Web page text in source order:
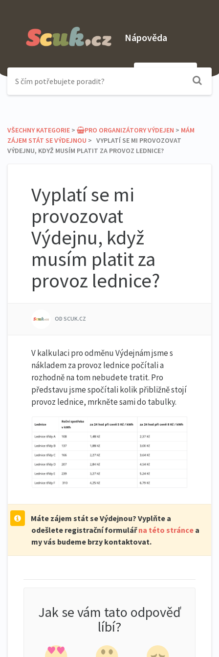
Nápověda
VŠECHNY KATEGORIE ​ > ​ ​PRO ORGANIZÁTORY VÝDEJEN ​ > ​ ​MÁM
ZÁJEM STÁT SE VÝDEJNOU ​ > ​ VYPLATÍ SE MI PROVOZOVAT
VÝDEJNU, KDYŽ MUSÍM PLATIT ZA PROVOZ LEDNICE?
Vyplatí se mi
provozovat
Výdejnu, když
musím platit za
provoz lednice?
OD SCUK.CZ
V kalkulaci pro odměnu Výdejnám jsme s
nákladem za provoz lednice počítali a
rozhodně na tom nebudete tratit. Pro
představu jsme spočítali kolik přibližně stojí
provoz lednice, mrkněte sami do tabulky.
Máte zájem stát se Výdejnou? Vyplňte a
odešlete registrační formulářna této stránce a
my vás budeme brzy kontaktovat.
Jak se vám tato odpověď
líbí?